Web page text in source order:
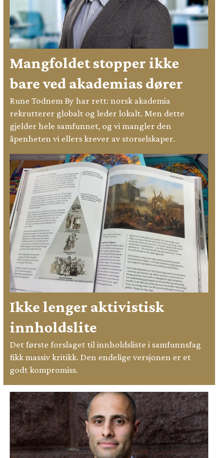
Mangfoldet stopper ikke
bare ved akademias dører
Rune Todnem By har rett: norsk akademia
rekrutterer globalt og leder lokalt. Men dette
gjelder hele samfunnet, og vi mangler den
åpenheten vi ellers krever av storselskaper.
Ikke lenger aktivistisk
innholdslite
Det første forslaget til innholdsliste i samfunnsfag
fikk massiv kritikk. Den endelige versjonen er et
godt kompromiss.